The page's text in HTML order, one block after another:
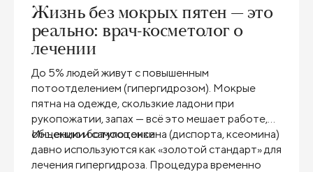
Жизнь без мокрых пятен — это
реально: врач-косметолог о
лечении
До 5% людей живут с повышенным
потоотделением (гипергидрозом). Мокрые
пятна на одежде, скользкие ладони при
рукопожатии, запах — всё это мешает работе,
общению и самооценке.
Инъекции ботулотоксина (диспорта, ксеомина)
давно используются как «золотой стандарт» для
лечения гипергидроза. Процедура временно